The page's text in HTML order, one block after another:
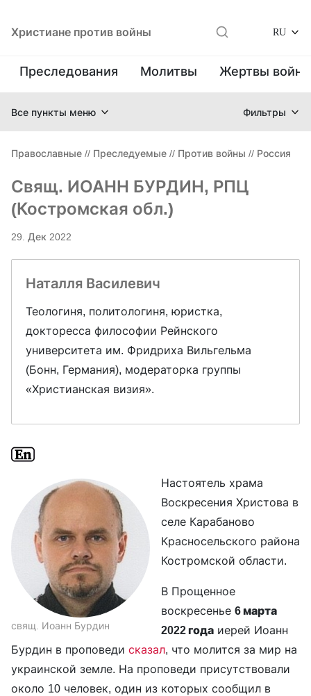
Христиане против войны RU
Преследования Молитвы Жертвы
Все пункты меню Фильтры
Православные // Преследуемые // Против войны // Россия
Свящ. ИОАНН БУРДИН, РПЦ
(Костромская обл.)
29. Дек 2022
Наталля Василевич
Теологиня, политологиня, юристка,
докторесса философии Рейнского
университета им. Фридриха Вильгельма
(Бонн, Германия), модераторка группы
«Христианская визия».
свящ. Иоанн Бурдин
Настоятель храма
Воскресения Христова в
селе Карабаново
Красносельского района
Костромской области.
В Прощенное
воскресенье 6 марта
2022 года иерей Иоанн
Бурдин в проповеди сказал, что молится за мир на
украинской земле. На проповеди присутствовали
около 10 человек, один из которых сообщил в